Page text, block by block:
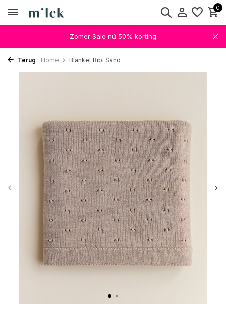
0
Zomer Sale nú 50% korting
Terug Home Blanket Bibi Sand